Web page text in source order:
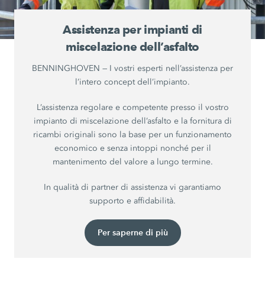
Assistenza per impianti di
miscelazione dell’asfalto
BENNINGHOVEN — I vostri esperti nell’assistenza per
l’intero concept dell’impianto.
L’assistenza regolare e competente presso il vostro
impianto di miscelazione dell’asfalto e la fornitura di
ricambi originali sono la base per un funzionamento
economico e senza intoppi nonché per il
mantenimento del valore a lungo termine.
In qualità di partner di assistenza vi garantiamo
supporto e affidabilità.
Per saperne di più